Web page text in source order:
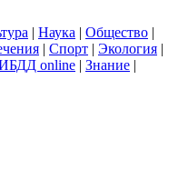
| Наука | Общество |
| Спорт | Экология |
online | Знание |